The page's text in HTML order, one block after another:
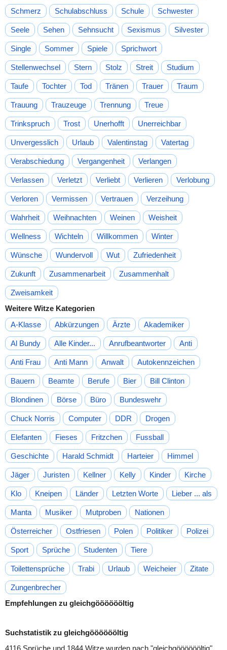
Schmerz Schulabschluss Schule Schwester
Seele Sehen Sehnsucht Sexismus Silvester
Single Sommer Spiele Sprichwort
Stellenwechsel Stern Stolz Streit Studium
Taufe Tochter Tod Tränen Trauer Traum
Trauung Trauzeuge Trennung Treue
Trinkspruch Trost Unerhofft Unerreichbar
Unvergesslich Urlaub Valentinstag Vatertag
Verabschiedung Vergangenheit Verlangen
Verlassen Verletzt Verliebt Verlieren Verlobung
Verloren Vermissen Vertrauen Verzeihung
Wahrheit Weihnachten Weinen Weisheit
Wellness Wichteln Willkommen Winter
Wünsche Wundervoll Wut Zufriedenheit
Zukunft Zusammenarbeit Zusammenhalt
Zweisamkeit
Weitere Witze Kategorien
A-Klasse
Abkürzungen Ärzte Akademiker
Al Bundy Alle Kinder... Anrufbeantworter Anti
Anti Frau Anti Mann Anwalt Autokennzeichen
Bauern Beamte Berufe Bier Bill Clinton
Blondinen Börse Büro Bundeswehr
Chuck Norris Computer DDR Drogen
Elefanten Fieses Fritzchen Fussball
Geschichte Harald Schmidt Harteier Himmel
Jäger Juristen Kellner Kelly Kinder Kirche
Klo Kneipen Länder Letzten Worte Lieber ... als
Manta Musiker Mutproben Nationen
Österreicher Ostfriesen Polen Politiker Polizei
Sport Sprüche Studenten Tiere
Toilettensprüche Trabi Urlaub Weicheier Zitate
Zungenbrecher
Empfehlungen zu gleichgööööööltig
Suchstatistik zu gleichgööööööltig
4116 Sprüche und 1844 Witze wurden nach "gleichgööööööltig"